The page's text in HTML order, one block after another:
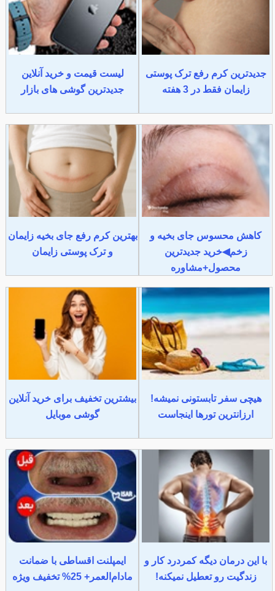
جدیدترین کرم رفع ترک پوستی
زایمان فقط در 3 هفته
لیست قیمت و خرید آنلاین
جدیدترین گوشی های بازار
کاهش محسوس جای بخیه و
زخم◀خرید جدیدترین
محصول+مشاوره
بهترین کرم رفع جای بخیه زایمان
و ترک پوستی زایمان
هیچی سفر تابستونی نمیشه!
ارزانترین تورها اینجاست
بیشترین تخفیف برای خرید آنلاین
گوشی موبایل
با این درمان دیگه کمردرد کار و
زندگیت رو تعطیل نمیکنه!
ایمپلنت اقساطی با ضمانت
مادام‌العمر+ 25% تخفیف ویژه